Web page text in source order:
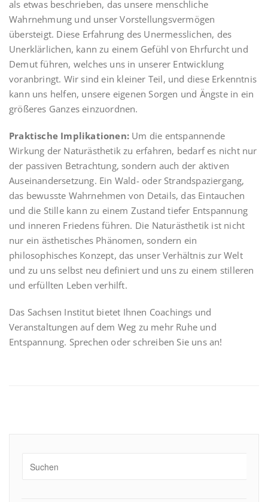
als etwas beschrieben, das unsere menschliche
Wahrnehmung und unser Vorstellungsvermögen
übersteigt. Diese Erfahrung des Unermesslichen, des
Unerklärlichen, kann zu einem Gefühl von Ehrfurcht und
Demut führen, welches uns in unserer Entwicklung
voranbringt. Wir sind ein kleiner Teil, und diese Erkenntnis
kann uns helfen, unsere eigenen Sorgen und Ängste in ein
größeres Ganzes einzuordnen.
Praktische Implikationen: Um die entspannende
Wirkung der Naturästhetik zu erfahren, bedarf es nicht nur
der passiven Betrachtung, sondern auch der aktiven
Auseinandersetzung. Ein Wald- oder Strandspaziergang,
das bewusste Wahrnehmen von Details, das Eintauchen
und die Stille kann zu einem Zustand tiefer Entspannung
und inneren Friedens führen. Die Naturästhetik ist nicht
nur ein ästhetisches Phänomen, sondern ein
philosophisches Konzept, das unser Verhältnis zur Welt
und zu uns selbst neu definiert und uns zu einem stilleren
und erfüllten Leben verhilft.
Das Sachsen Institut bietet Ihnen Coachings und
Veranstaltungen auf dem Weg zu mehr Ruhe und
Entspannung. Sprechen oder schreiben Sie uns an!